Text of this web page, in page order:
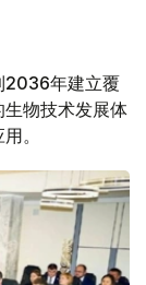
2036年建立覆
物技术发展体
。